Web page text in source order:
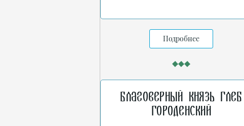
Подробнее
Благоверный князь Глеб
Городенский